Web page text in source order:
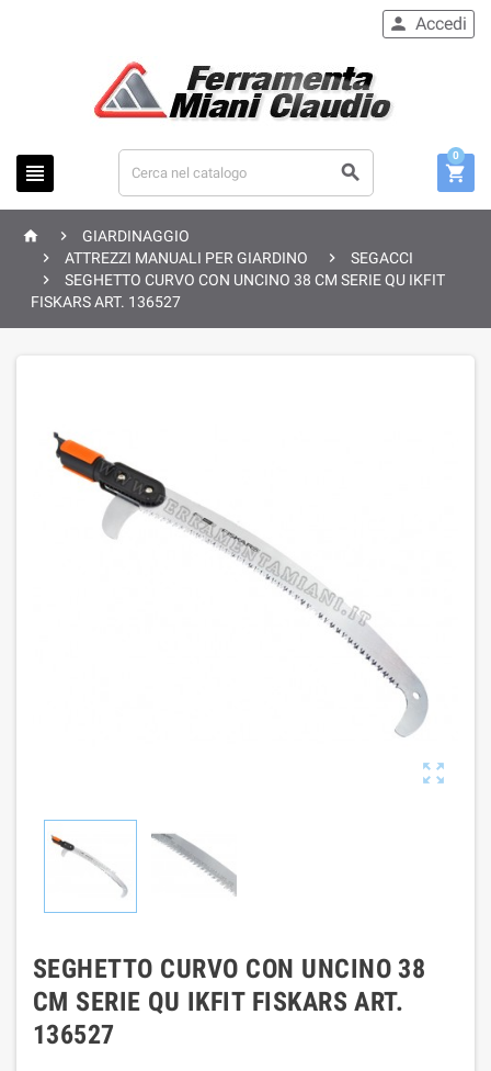
 
 Accedi

0
 
GIARDINAGGIO

ATTREZZI MANUALI PER GIARDINO 
SEGACCI

SEGHETTO CURVO CON UNCINO 38 CM SERIE QU IKFIT
FISKARS ART. 136527

SEGHETTO CURVO CON UNCINO 38
CM SERIE QU IKFIT FISKARS ART.
136527